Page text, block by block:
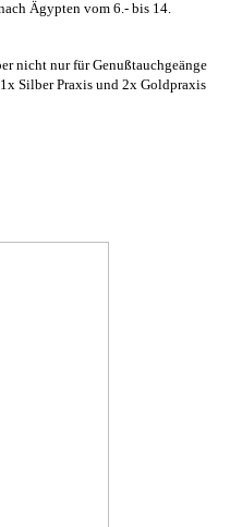
Ägypten vom 6.- bis 14.
nicht nur für Genußtauchgeänge
Silber Praxis und 2x Goldpraxis